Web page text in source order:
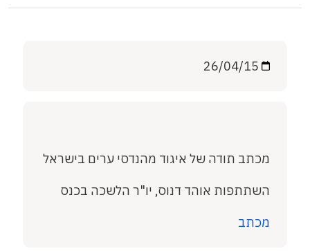
מכתב תודה של איגוד מהנדסי ערים בישראל
השתתפות אוהד דנוס, יו"ר הלשכה בכנס
מכתב